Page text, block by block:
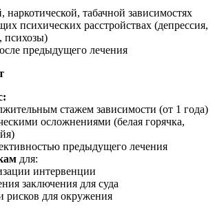
наркотической, табачной зависимостях
психических расстройствах (депрессия,
психозы)
предыдущего лечения
стажем зависимости (от 1 года)
осложнениями (белая горячка,
предыдущего лечения
для:
интервенции
заключения для суда
рисков для окружения